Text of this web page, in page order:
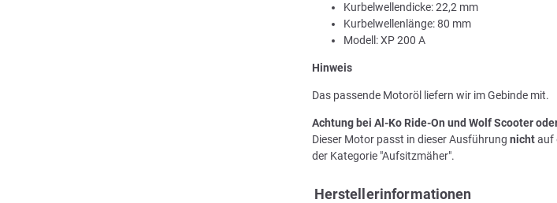
Kurbelwellendicke: 22,2 mm
Kurbelwellenlänge: 80 mm
Modell: XP 200 A
Hinweis
Das passende Motoröl liefern wir im Gebinde mit.
Achtung bei Al-Ko Ride-On und Wolf Scooter
Dieser Motor passt in dieser Ausführung nichtauf
der Kategorie "Aufsitzmäher".
Herstellerinformationen